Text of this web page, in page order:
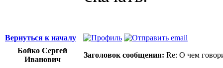
Вернуться к началу
Бойко Сергей
Иванович
Заголовок сообщения: Re: О чем